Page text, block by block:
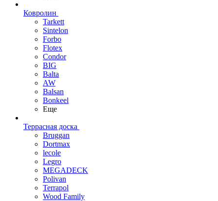
Ковролин
Tarkett
Sintelon
Forbo
Flotex
Condor
BIG
Balta
AW
Balsan
Bonkeel
Еще
Террасная доска
Bruggan
Dortmax
lecole
Legro
MEGADECK
Polivan
Terrapol
Wood Family